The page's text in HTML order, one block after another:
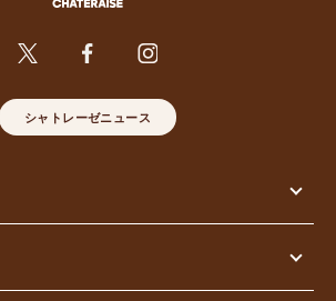
シャトレーゼニュース